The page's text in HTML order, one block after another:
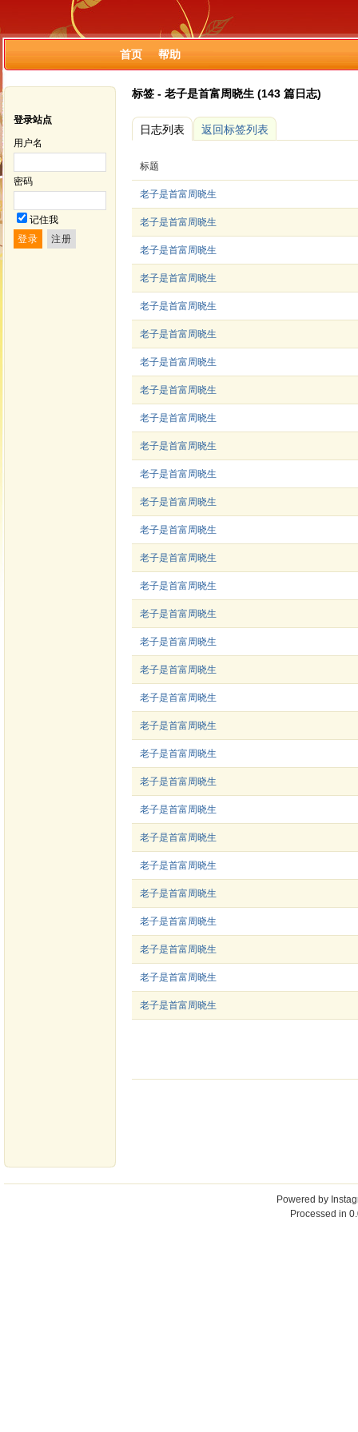
首页 帮助
登录站点
用户名
密码
记住我
标签 - 老子是首富周晓生 (143 篇日志)
日志列表 返回标签列表
标题
老子是首富周晓生
老子是首富周晓生
老子是首富周晓生
老子是首富周晓生
老子是首富周晓生
老子是首富周晓生
老子是首富周晓生
老子是首富周晓生
老子是首富周晓生
老子是首富周晓生
老子是首富周晓生
老子是首富周晓生
老子是首富周晓生
老子是首富周晓生
老子是首富周晓生
老子是首富周晓生
老子是首富周晓生
老子是首富周晓生
老子是首富周晓生
老子是首富周晓生
老子是首富周晓生
老子是首富周晓生
老子是首富周晓生
老子是首富周晓生
老子是首富周晓生
老子是首富周晓生
老子是首富周晓生
老子是首富周晓生
老子是首富周晓生
老子是首富周晓生
Powered by
Processed in